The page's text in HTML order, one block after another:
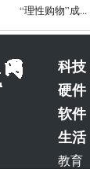
“理性购物”成...
科技
硬件
软件
生活
教育